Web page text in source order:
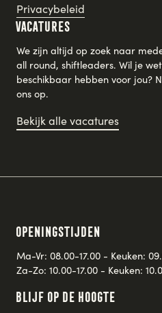
Privacybeleid
Vacatures
We zijn altijd op zoek naar
all round, shiftleaders. Wil je
beschikbaar hebben voor jou?
ons op.
Bekijk alle vacatures
Openingstijden
Ma-Vr: 08.00-17.00 - Keuken:
Za-Zo: 10.00-17.00 - Keuken:
Blijf op de hoogte